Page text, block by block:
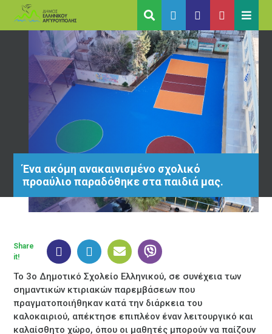
Ένα ακόμη ανακαινισμένο σχολικό
προαύλιο παραδόθηκε στα παιδιά μας.
Το 3ο Δημοτικό Σχολείο Ελληνικού, σε συνέχεια των
σημαντικών κτιριακών παρεμβάσεων που
πραγματοποιήθηκαν κατά την διάρκεια του
καλοκαιριού, απέκτησε επιπλέον έναν λειτουργικό και
καλαίσθητο χώρο, όπου οι μαθητές μπορούν να παίζουν
Share
it!